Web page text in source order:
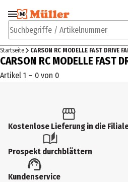
Zur Navigation
springen
Suchbegriffe / Artikelnummer
Startseite CARSON RC MODELLE FAST DRIVE
CARSON RC MODELLE FAST
Artikel 1 – 0 von 0
Kostenlose Lieferung in die
Prospekt durchblättern
Kundenservice